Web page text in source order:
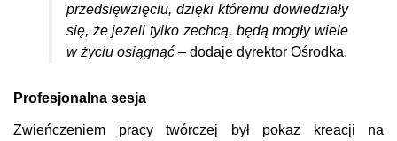
przedsięwzięciu, dzięki któremu dowiedziały
się, że jeżeli tylko zechcą, będą mogły wiele
w życiu osiągnąć – dodaje dyrektor Ośrodka.
Profesjonalna sesja
Zwieńczeniem pracy twórczej był pokaz kreacji na